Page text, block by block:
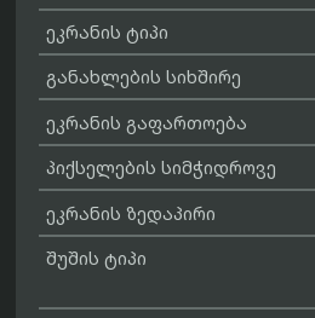
ეკრანის ტიპი
განახლების სიხშირე
ეკრანის გაფართოება
პიქსელების სიმჭიდროვე
ეკრანის ზედაპირი
შუშის ტიპი